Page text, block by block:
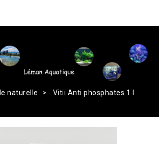
naturelle Vitii Anti phosphates 1 l